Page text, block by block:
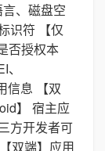
、磁盘空
识符 【仅
否授权本
信息 【双
】 宿主应
方开发者可
双端】应用